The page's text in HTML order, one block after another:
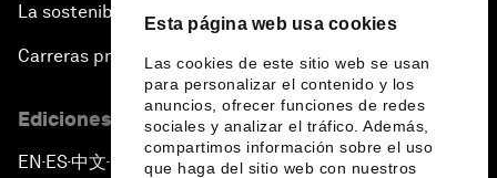
Esta página web usa cookies
Las cookies de este sitio web se usan
para personalizar el contenido y los
anuncios, ofrecer funciones de redes
sociales y analizar el tráfico. Además,
compartimos información sobre el uso
que haga del sitio web con nuestros
La sostenibilidad en el Foro
Carreras profesionales
Ediciones en otros idiomas
EN ▪ES▪中文▪ 日本語